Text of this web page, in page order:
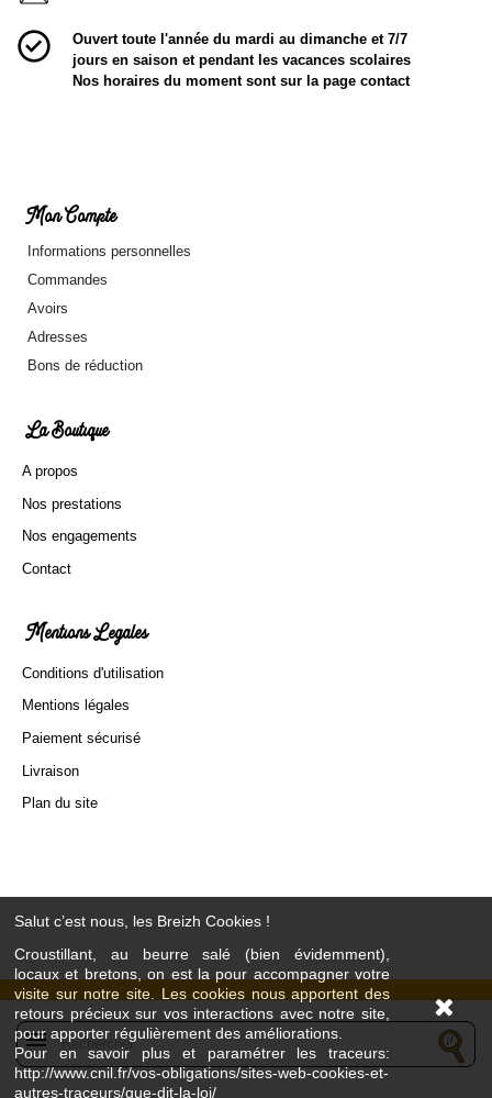
Ouvert toute l'année du mardi au dimanche et 7/7
jours en saison et pendant les vacances scolaires
Nos horaires du moment sont sur la page contact
Mon Compte
Informations personnelles
Commandes
Avoirs
Adresses
Bons de réduction
La Boutique
A propos
Nos prestations
Nos engagements
Contact
Mentions Légales
Conditions d'utilisation
Mentions légales
Paiement sécurisé
Livraison
Plan du site
L’abus d’alcool est dangereux pour la santé - À consommer avec modération
menu
Salut c’est nous, les Breizh Cookies !
Croustillant, au beurre salé (bien évidemment),
locaux et bretons, on est la pour accompagner votre
visite sur notre site. Les cookies nous apportent des
retours précieux sur vos interactions avec notre site,
pour apporter régulièrement des améliorations.
Pour en savoir plus et paramétrer les traceurs:
http://www.cnil.fr/vos-obligations/sites-web-cookies-et-
autres-traceurs/que-dit-la-loi/